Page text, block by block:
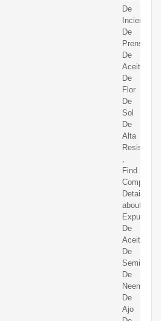
De
De
Prensa
De
Aceite
De
Flor
De
Sol
De
Alta
Find
Complete
Details
about
Expulsor
De
Aceite
De
Semilla
De
Neem
De
Ajo